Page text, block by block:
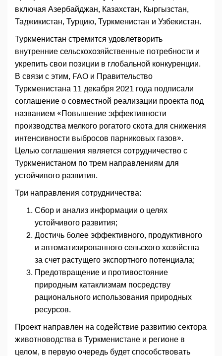
включая Азербайджан, Казахстан, Кыргызстан,
Таджикистан, Турцию, Туркменистан и Узбекистан.
Туркменистан стремится удовлетворить
внутренние сельскохозяйственные потребности и
укрепить свои позиции в глобальной конкуренции.
В связи с этим, FAO и Правительство
Туркменистана 11 декабря 2021 года подписали
соглашение о совместной реализации проекта под
названием «Повышение эффективности
производства мелкого рогатого скота для снижения
интенсивности выбросов парниковых газов».
Целью соглашения является сотрудничество с
Туркменистаном по трем направлениям для
устойчивого развития.
Три направления сотрудничества:
Сбор и анализ информации о целях
устойчивого развития;
Достичь более эффективного, продуктивного
и автоматизированного сельского хозяйства
за счет растущего экспортного потенциала;
Предотвращение и противостояние
природным катаклизмам посредству
рационального использования природных
ресурсов.
Проект направлен на содействие развитию сектора
животноводства в Туркменистане и регионе в
целом, в первую очередь будет способствовать